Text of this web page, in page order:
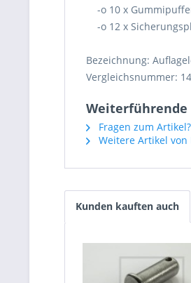
-o 10 x
-o 12 x
Bezeichnung:
Vergleichsnummer:
Weiterführende
Fragen zum Artikel?
Weitere Artikel
Kunden kauften auch